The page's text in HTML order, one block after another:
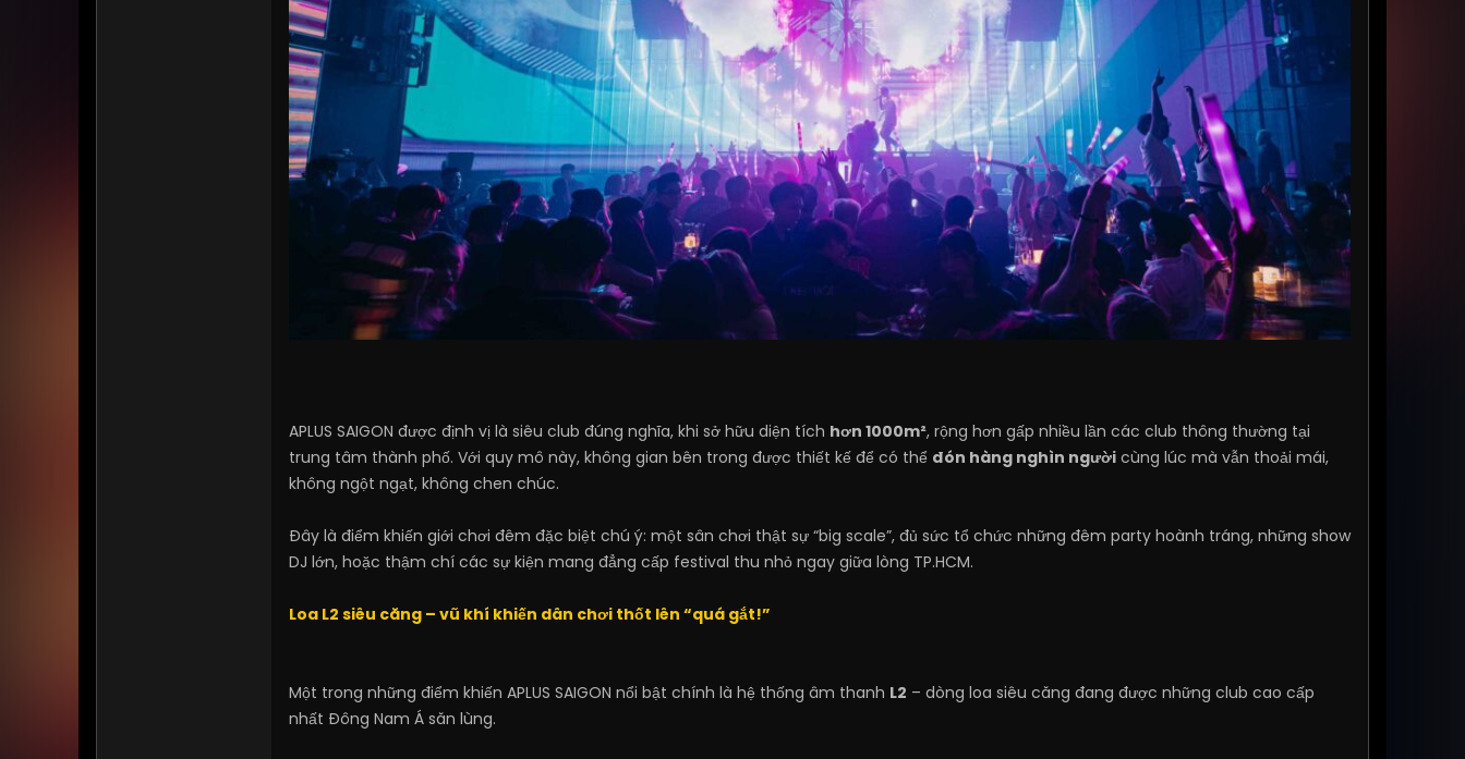
APLUS SAIGON được định vị là siêu club đúng nghĩa, khi sở hữu diện tích hơn 1000m², rộng hơn gấp nhiều lần các club thông thường tại
trung tâm thành phố. Với quy mô này, không gian bên trong được thiết kế để có thể đón hàng nghìn người cùng lúc mà vẫn thoải mái,
không ngột ngạt, không chen chúc.
Đây là điểm khiến giới chơi đêm đặc biệt chú ý: một sân chơi thật sự “big scale”, đủ sức tổ chức những đêm party hoành tráng, những show
DJ lớn, hoặc thậm chí các sự kiện mang đẳng cấp festival thu nhỏ ngay giữa lòng TP.HCM.
Loa L2 siêu căng – vũ khí khiến dân chơi thốt lên “quá gắt!”
Một trong những điểm khiến APLUS SAIGON nổi bật chính là hệ thống âm thanh L2 – dòng loa siêu căng đang được những club cao cấp
nhất Đông Nam Á săn lùng.